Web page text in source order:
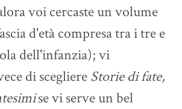
voi cercaste un volume
d'età compresa tra i tre e
dell'infanzia); vi
di scegliereStorie di fate,
se vi serve un bel